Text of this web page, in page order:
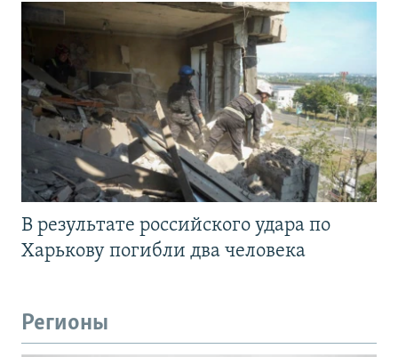
В результате российского удара по
Харькову погибли два человека
Регионы